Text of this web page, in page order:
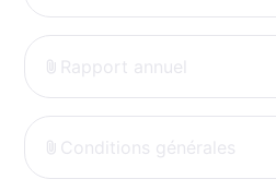
Rapport annuel
Conditions générales